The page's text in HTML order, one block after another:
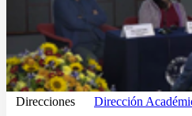
Direcciones Dirección